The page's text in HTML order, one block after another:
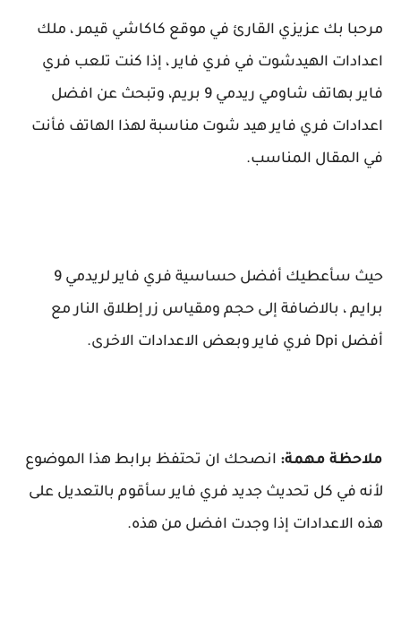
مرحبا بك عزيزي القارئ في موقع كاكاشي قيمر ، ملك
اعدادات الهيدشوت في فري فاير ، إذا كنت تلعب فري
فاير بهاتف شاومي ريدمي 9 بريم، وتبحث عن افضل
اعدادات فري فاير هيد شوت مناسبة لهذا الهاتف فأنت
في المقال المناسب.
حيث سأعطيك أفضل حساسية فري فاير لريدمي 9
برايم ، بالاضافة إلى حجم ومقياس زر إطلاق النار مع
أفضل Dpi فري فاير وبعض الاعدادات الاخرى.
ملاحظة مهمة: انصحك ان تحتفظ برابط هذا الموضوع
لأنه في كل تحديث جديد فري فاير سأقوم بالتعديل على
هذه الاعدادات إذا وجدت افضل من هذه.